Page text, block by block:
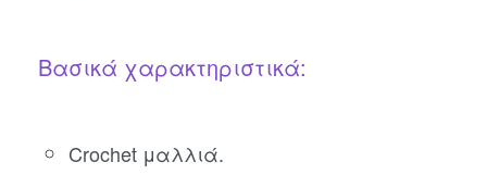
Βασικά χαρακτηριστικά:
Crochet μαλλιά.